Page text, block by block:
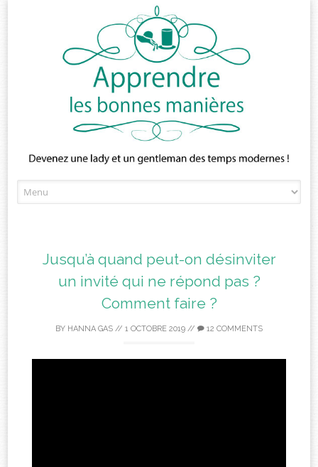
to
Jusqu’à quand peut-on désinviter
un invité qui ne répond pas ?
Comment faire ?
BY HANNA GAS // 1 OCTOBRE 2019 // 12 COMMENTS